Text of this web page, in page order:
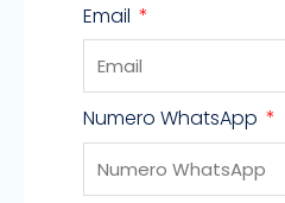
Email
Numero WhatsApp